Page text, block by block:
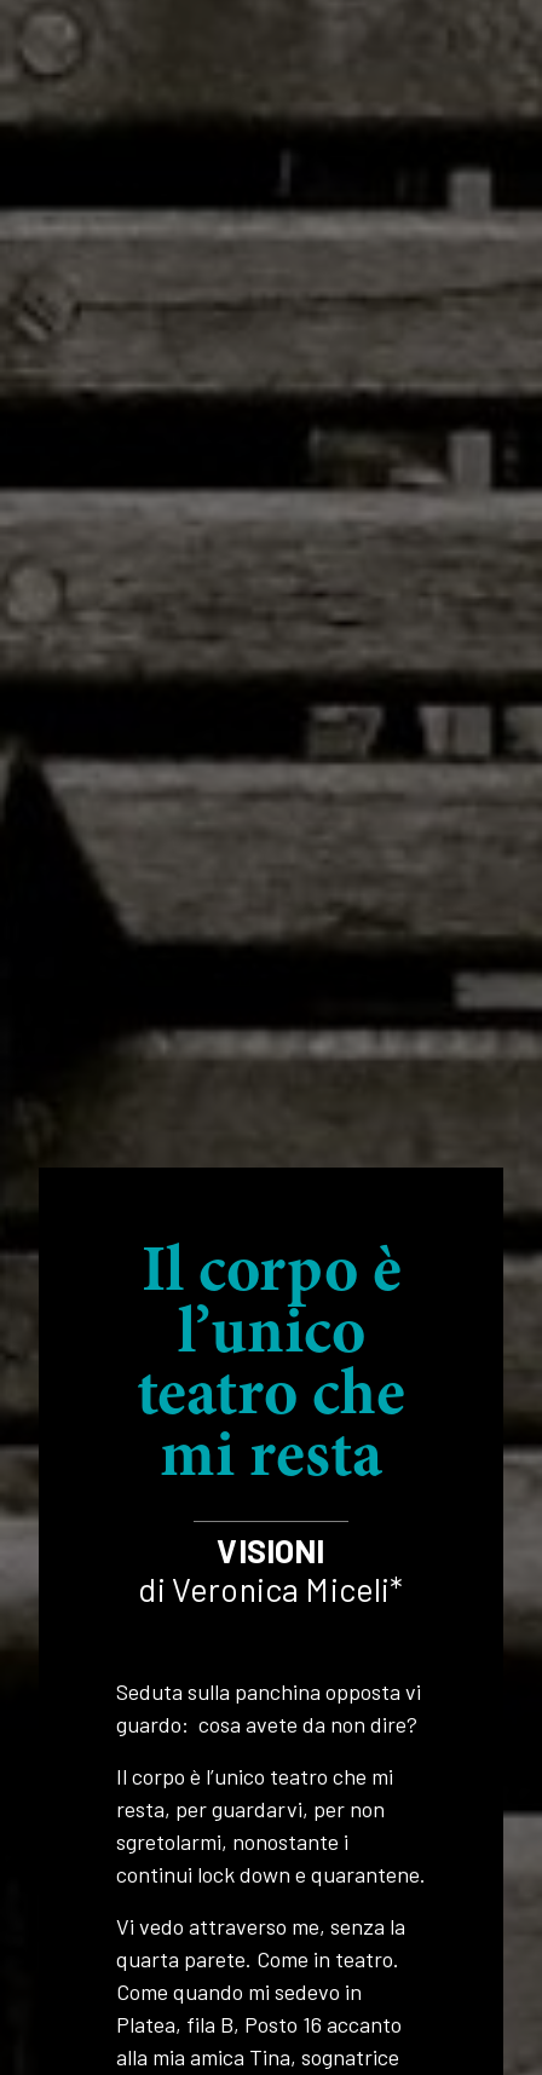
Il corpo è
l’unico
teatro che
mi resta
VISIONI
di Veronica Miceli*
Seduta sulla panchina opposta vi
guardo: cosa avete da non dire?
Il corpo è l’unico teatro che mi
resta, per guardarvi, per non
sgretolarmi, nonostante i
continui lock down e quarantene.
Vi vedo attraverso me, senza la
quarta parete. Come in teatro.
Come quando mi sedevo in
Platea, fila B, Posto 16 accanto
alla mia amica Tina, sognatrice